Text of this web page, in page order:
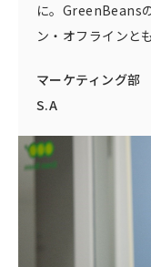
に。GreenBeans
ン・オフラインと
マーケティング部
S.A